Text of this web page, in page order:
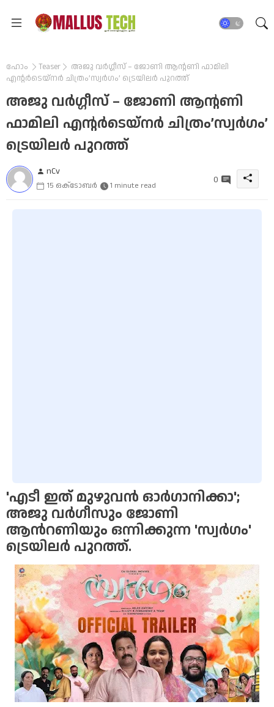
ഹോം Teaser
അജു വർഗ്ഗീസ് – ജോണി ആൻ്റണി ഫാമിലി
എന്റര്‍ടെയ്‌നര്‍ ചിത്രം’സ്വർഗം’ ട്രെയിലർ പുറത്ത്
അജു വർഗ്ഗീസ് – ജോണി ആൻ്റണി
ഫാമിലി എന്റര്‍ടെയ്‌നര്‍ ചിത്രം’സ്വർഗം’
ട്രെയിലർ പുറത്ത്
nCv
15 ഒക്‌ടോബർ 1 minute read 0
'എടീ ഇത് മുഴുവന്‍ ഓര്‍ഗാനിക്കാ';
അജു വര്‍ഗീസും ജോണി
ആന്‍റണിയും ഒന്നിക്കുന്ന 'സ്വര്‍ഗം'
ട്രെയിലര്‍ പുറത്ത്.